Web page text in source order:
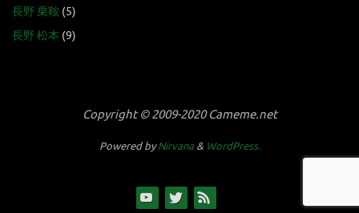
長野 乗鞍 (5)
長野 松本 (9)
Copyright © 2009-2020 Cameme.net
Powered byNirvana& WordPress.